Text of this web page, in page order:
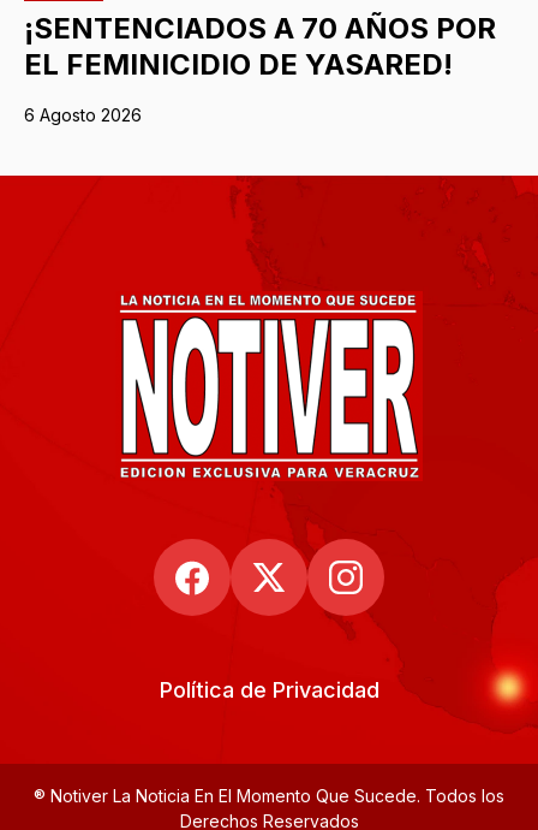
¡SENTENCIADOS A 70 AÑOS POR
EL FEMINICIDIO DE YASARED!
6 Agosto 2026
Política de Privacidad
® Notiver La Noticia En El Momento Que Sucede. Todos los
Derechos Reservados